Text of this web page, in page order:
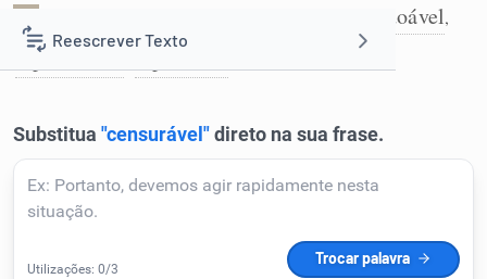
Reescrever Texto
Corrigir Texto
Detector de IA
imperdoável,
repreensível